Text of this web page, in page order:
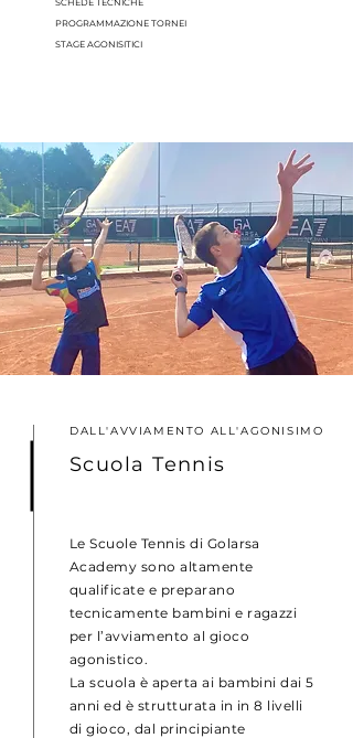
SCHEDE TECNICHE
PROGRAMMAZIONE TORNEI
STAGE AGONISITICI
DALL'AVVIAMENTO ALL'AGONISIMO
Scuola Tennis
Le Scuole Tennis di Golarsa
Academy sono altamente
qualificate e preparano
tecnicamente bambini e ragazzi
per l’avviamento al gioco
agonistico.
La scuola è aperta ai bambini dai 5
anni ed è strutturata in in 8 livelli
di gioco, dal principiante